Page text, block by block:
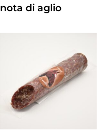
nota di aglio